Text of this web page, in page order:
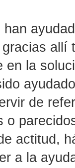
han
allí
en la
de
o
actitud,
a la